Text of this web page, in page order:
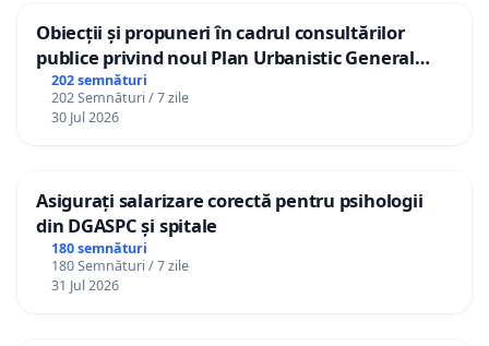
Obiecții și propuneri în cadrul consultărilor
publice privind noul Plan Urbanistic General
(PUG) Ialoveni
202 semnături
202 Semnături / 7 zile
30 Jul 2026
Asigurați salarizare corectă pentru psihologii
din DGASPC și spitale
180 semnături
180 Semnături / 7 zile
31 Jul 2026